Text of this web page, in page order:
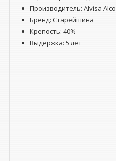
Производитель: Alvisa
Бренд: Старейшина
Крепость: 40%
Выдержка: 5 лет